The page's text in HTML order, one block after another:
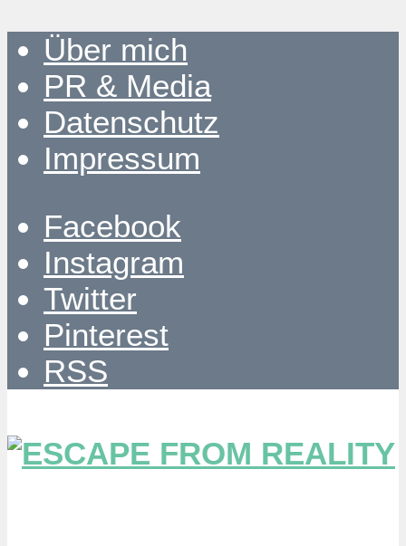
Über mich
PR & Media
Datenschutz
Impressum
Facebook
Instagram
Twitter
Pinterest
RSS